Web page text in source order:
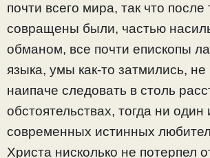
почти всего мира, так что после
совращены были, частью
обманом, все почти епископы
языка, умы как-то затмились,
наипаче следовать в столь
обстоятельствах, тогда ни один
современных истинных
Христа нисколько не потерпел